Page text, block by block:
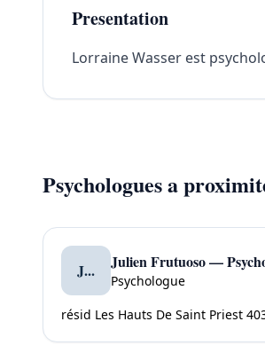
Presentation
Lorraine Wasser est
Psychologues a
J...
Psychologue